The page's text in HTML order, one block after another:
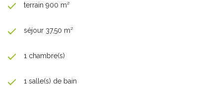
terrain 900 m²
séjour 37,50 m²
1 chambre(s)
1 salle(s) de bain